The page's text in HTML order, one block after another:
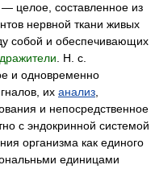
целое, составленное из
нервной ткани живых
собой и обеспечивающих
. Н. с.
и одновременно
их анализ
и непосредственное
с эндокринной системой
организма как единого
единицами